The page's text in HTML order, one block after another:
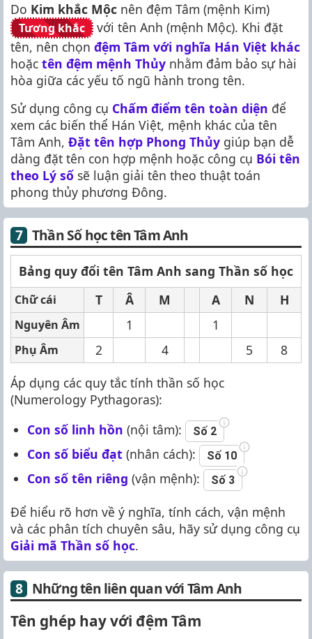
Do Kim khắc Mộc nên đệm Tâm (mệnh Kim)
Tương khắc
với tên Anh (mệnh Mộc). Khi đặt
tên, nên chọn đệm Tâm với nghĩa Hán Việt khác
hoặc tên đệm mệnh Thủy nhằm đảm bảo sự hài
hòa giữa các yếu tố ngũ hành trong tên.
Sử dụng công cụ Chấm điểm tên toàn diện để
xem các biến thể Hán Việt, mệnh khác của tên
Tâm Anh, Đặt tên hợp Phong Thủy giúp bạn dễ
dàng đặt tên con hợp mệnh hoặc công cụ Bói tên
theo Lý số sẽ luận giải tên theo thuật toán
phong thủy phương Đông.
Thần Số học tên Tâm Anh
Bảng quy đổi tên Tâm Anh sang Thần số học
Chữ cái T Â M A N H
Nguyên Âm 1 1
Phụ Âm 2 4 5
8
Áp dụng các quy tắc tính thần số học
(Numerology Pythagoras):
Con số linh hồn (nội tâm): Số 2
Con số biểu đạt (nhân cách): Số 10
Con số tên riêng (vận mệnh): Số 3
Để hiểu rõ hơn về ý nghĩa, tính cách, vận mệnh
và các phân tích chuyên sâu, hãy sử dụng công cụ
Giải mã Thần số học.
Những tên liên quan với Tâm Anh
Tên ghép hay với đệm Tâm